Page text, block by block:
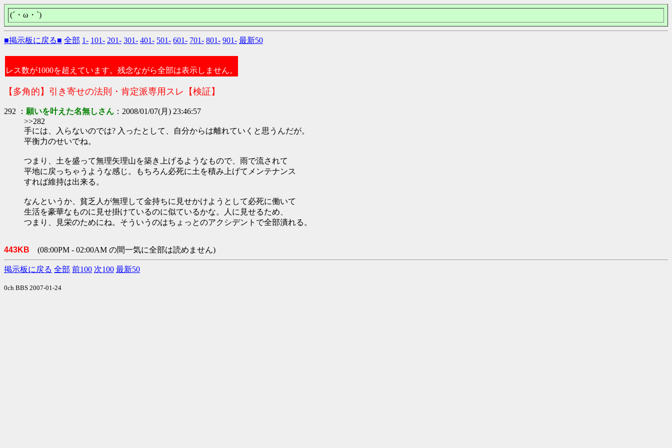
(´・ω・`)
■掲示板に戻る■ 全部 1- 101- 201- 301- 401- 501- 601- 701- 801- 901- 最新50
レス数が1000を超えています。残念ながら全部は表示しません。
【多角的】引き寄せの法則・肯定派専用スレ【検証】
292 ： 願いを叶えた名無しさん ：2008/01/07(月) 23:46:57
>>282
手には、入らないのでは? 入ったとして、自分からは離れていくと思うんだが。
平衡力のせいでね。
つまり、土を盛って無理矢理山を築き上げるようなもので、雨で流されて
平地に戻っちゃうような感じ。もちろん必死に土を積み上げてメンテナンス
すれば維持は出来る。
なんというか、貧乏人が無理して金持ちに見せかけようとして必死に働いて
生活を豪華なものに見せ掛けているのに似ているかな。人に見せるため、
つまり、見栄のためにね。そういうのはちょっとのアクシデントで全部潰れる。
443KB (08:00PM - 02:00AM の間一気に全部は読めません)
掲示板に戻る 全部 前100 次100 最新50
0ch BBS 2007-01-24